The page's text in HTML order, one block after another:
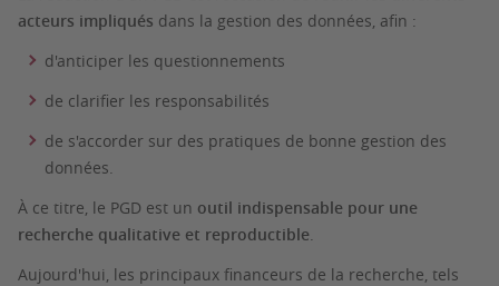
acteurs impliqués dans la gestion des données, afin :
d'anticiper les questionnements
de clarifier les responsabilités
de s'accorder sur des pratiques de bonne gestion des
données.
À ce titre, le PGD est un outil indispensable pour une
recherche qualitative et reproductible.
Aujourd'hui, les principaux financeurs de la recherche, tels